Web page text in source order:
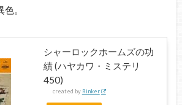
。
シャーロックホームズの功
績 (ハヤカワ・ミステリ
450)
created by Rinker